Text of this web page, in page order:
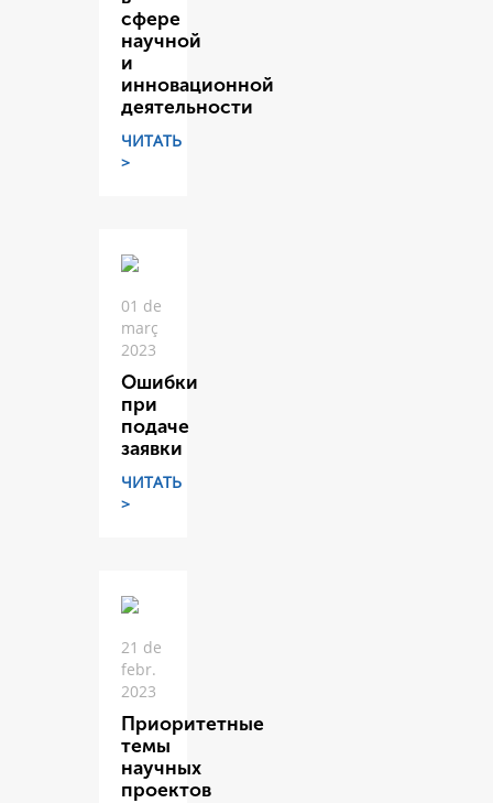
сфере
научной
и
инновационной
деятельности
ЧИТАТЬ
>
01 de
març
2023
Ошибки
при
подаче
заявки
ЧИТАТЬ
>
21 de
febr.
2023
Приоритетные
темы
научных
проектов